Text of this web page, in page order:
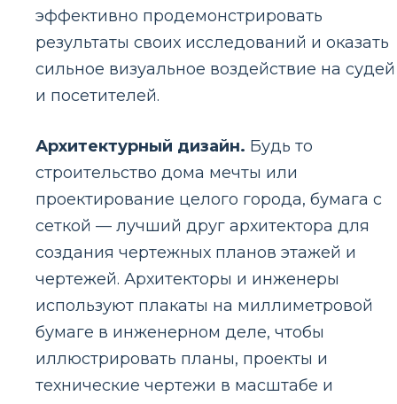
эффективно продемонстрировать
результаты своих исследований и оказать
сильное визуальное воздействие на судей
и посетителей.
Архитектурный дизайн. Будь то
строительство дома мечты или
проектирование целого города, бумага с
сеткой — лучший друг архитектора для
создания чертежных планов этажей и
чертежей. Архитекторы и инженеры
используют плакаты на миллиметровой
бумаге в инженерном деле, чтобы
иллюстрировать планы, проекты и
технические чертежи в масштабе и